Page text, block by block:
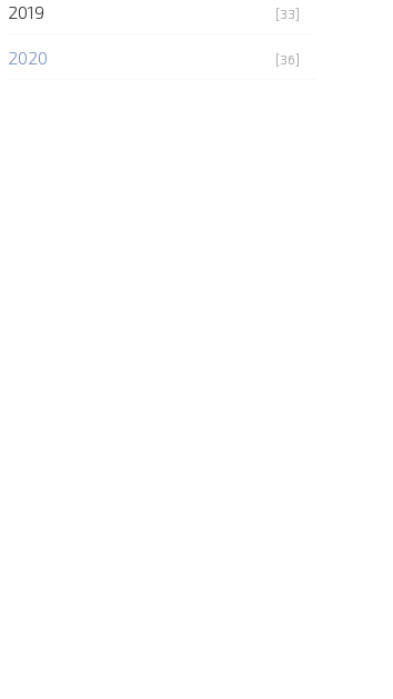
2019 [33]
2020 [36]